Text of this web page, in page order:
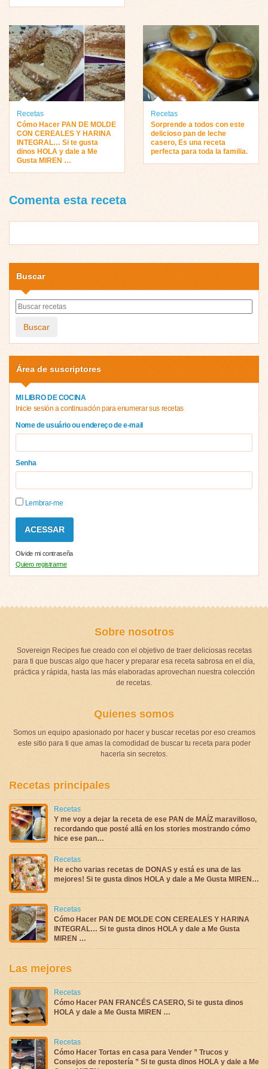
Recetas
Cómo Hacer PAN DE MOLDE
CON CEREALES Y HARINA
INTEGRAL… Si te gusta
dinos HOLA y dale a Me
Gusta MIREN …
Recetas
Sorprende a todos con este
delicioso pan de leche
casero, Es una receta
perfecta para toda la familia.
Comenta esta receta
Buscar
Buscar
Área de suscriptores
MI LIBRO DE COCINA
Inicie sesión a continuación para enumerar sus recetas
Nome de usuário ou endereço de e-mail
Senha
Lembrar-me
Olvide mi contraseña
Quiero registrarme
Sobre nosotros
Sovereign Recipes fue creado con el objetivo de traer deliciosas recetas
para ti que buscas algo que hacer y preparar esa receta sabrosa en el día,
práctica y rápida, hasta las más elaboradas aprovechan nuestra colección
de recetas.
Quienes somos
Somos un equipo apasionado por hacer y buscar recetas por eso creamos
este sitio para ti que amas la comodidad de buscar tu receta para poder
hacerla sin secretos.
Recetas principales
Recetas
Y me voy a dejar la receta de ese PAN de MAÍZ maravilloso,
recordando que posté allá en los stories mostrando cómo
hice ese pan…
Recetas
He echo varias recetas de DONAS y está es una de las
mejores! Si te gusta dinos HOLA y dale a Me Gusta MIREN…
Recetas
Cómo Hacer PAN DE MOLDE CON CEREALES Y HARINA
INTEGRAL… Si te gusta dinos HOLA y dale a Me Gusta
MIREN …
Las mejores
Recetas
Cómo Hacer PAN FRANCÉS CASERO, Si te gusta dinos
HOLA y dale a Me Gusta MIREN …
Recetas
Cómo Hacer Tortas en casa para Vender ” Trucos y
Consejos de repostería ” Si te gusta dinos HOLA y dale a Me